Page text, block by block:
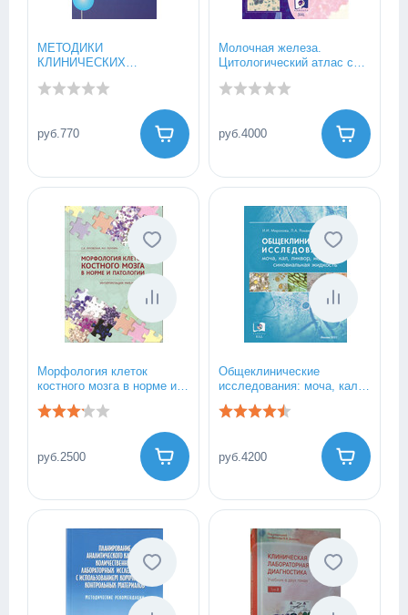
МЕТОДИКИ
КЛИНИЧЕСКИХ
ИССЛЕДОВАНИЙ. Том 2.
Иммунологические
руб.770
Молочная железа.
Цитологический атлас с
и молекулярной
руб.4000
Морфология клеток
костного мозга в норме и
миелограмм.
руб.2500
Общеклинические
исследования: моча, кал,
синовиальная жидкость
руб.4200